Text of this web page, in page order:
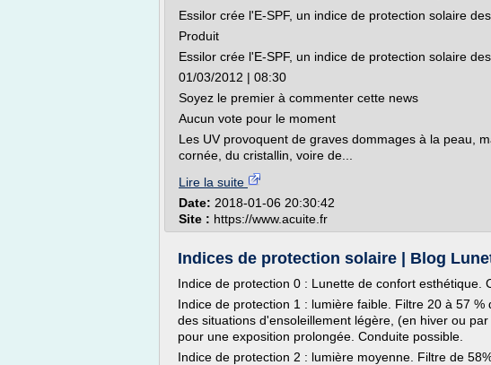
Essilor crée l'E-SPF, un indice de protection solaire
Produit
Essilor crée l'E-SPF, un indice de protection solaire
01/03/2012 | 08:30
Soyez le premier à commenter cette news
Aucun vote pour le moment
Les UV provoquent de graves dommages à la peau,
cornée, du cristallin, voire de...
Lire la suite
Date: 2018-01-06 20:30:42
Site : https://www.acuite.fr
Indices de protection solaire | Blog
Indice de protection 0 : Lunette de confort esthétique.
Indice de protection 1 : lumière faible. Filtre 20 à 57 %
des situations d'ensoleillement légère, (en hiver ou
pour une exposition prolongée. Conduite possible.
Indice de protection 2 : lumière moyenne. Filtre de